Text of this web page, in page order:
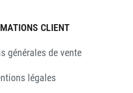
CLIENT
générales de vente
légales